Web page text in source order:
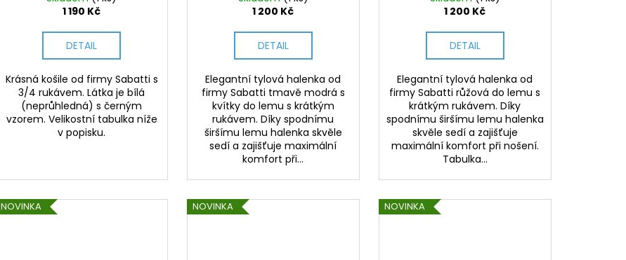
1 190 Kč
DETAIL
Krásná košile od firmy Sabatti s
3/4 rukávem. Látka je bílá
(neprůhledná) s černým
vzorem. Velikostní tabulka níže
v popisku.
1 200 Kč
DETAIL
Elegantní tylová halenka od
firmy Sabatti tmavě modrá s
kvítky do lemu s krátkým
rukávem. Díky spodnímu
širšímu lemu halenka skvěle
sedí a zajišťuje maximální
komfort při...
1 200 Kč
DETAIL
Elegantní tylová halenka od
firmy Sabatti růžová do lemu s
krátkým rukávem. Díky
spodnímu širšímu lemu halenka
skvěle sedí a zajišťuje
maximální komfort při nošení.
Tabulka...
NOVINKA NOVINKA NOVINKA